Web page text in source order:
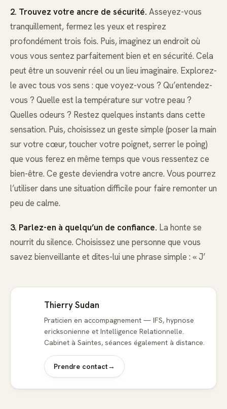
2. Trouvez votre ancre de sécurité. Asseyez-vous
tranquillement, fermez les yeux et respirez
profondément trois fois. Puis, imaginez un endroit où
vous vous sentez parfaitement bien et en sécurité. Cela
peut être un souvenir réel ou un lieu imaginaire. Explorez-
le avec tous vos sens : que voyez-vous ? Qu’entendez-
vous ? Quelle est la température sur votre peau ?
Quelles odeurs ? Restez quelques instants dans cette
sensation. Puis, choisissez un geste simple (poser la main
sur votre cœur, toucher votre poignet, serrer le poing)
que vous ferez en même temps que vous ressentez ce
bien-être. Ce geste deviendra votre ancre. Vous pourrez
l’utiliser dans une situation difficile pour faire remonter un
peu de calme.
3. Parlez-en à quelqu’un de confiance. La honte se
nourrit du silence. Choisissez une personne que vous
savez bienveillante et dites-lui une phrase simple : « J’
Thierry Sudan
Praticien en accompagnement — IFS, hypnose
ericksonienne et Intelligence Relationnelle.
Cabinet à Saintes, séances également à distance.
Prendre contact→